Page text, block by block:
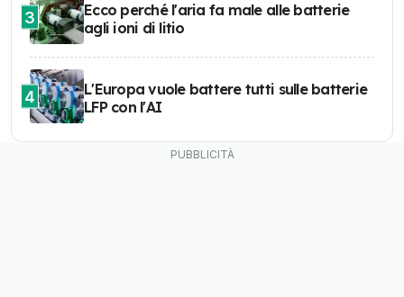
3
Ecco perché l'aria fa male alle batterie
agli ioni di litio
4
L'Europa vuole battere tutti sulle batterie
LFP con l'AI